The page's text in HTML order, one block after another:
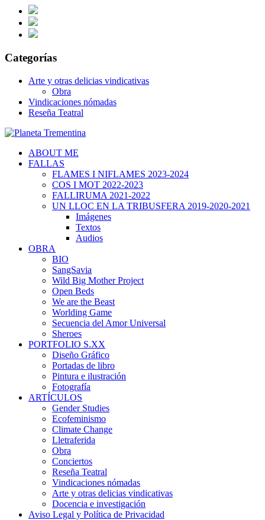
Categorías
Arte y otras delicias vindicativas
Obra
Vindicaciones nómadas
Reseña Teatral
ABOUT ME
FALLAS
FLAMES I NIFLAMES 2023-2024
COS I MOT 2022-2023
FALLIRUMA 2021-2022
UN LLOC EN LA TRIBUSFERA 2019-2020-2021
Imágenes
Textos
Audios
OBRA
BIO
SangSavia
Wild Big Mother Project
Open Beds
We are the Beast
Worlding Game
Secuencia del Amor Universal
Sheroes
PORTFOLIO S.XX
Diseño Gráfico
Portadas de libro
Pintura e ilustración
Fotografía
ARTÍCULOS
Gender Studies
Ecofeminismo
Climate Change
Lletraferida
Obra
Conciertos
Reseña Teatral
Vindicaciones nómadas
Arte y otras delicias vindicativas
Docencia e investigación
Aviso Legal y Política de Privacidad